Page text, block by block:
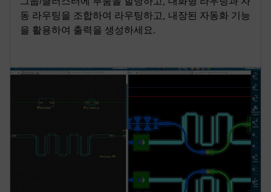
동 라우팅을 조합하여 라우팅하고, 내장된 자동화 기능
을 활용하여 출력을 생성하세요.